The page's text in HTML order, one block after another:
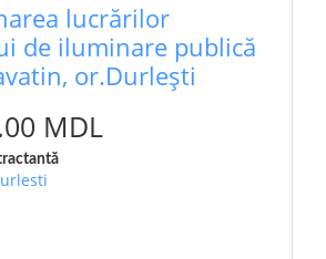
lucrărilor
de iluminare publică
or.Durlești
MDL